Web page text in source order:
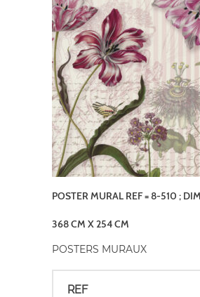
POSTER MURAL REF = 8-510 ;
368 CM X 254 CM
POSTERS MURAUX
REF